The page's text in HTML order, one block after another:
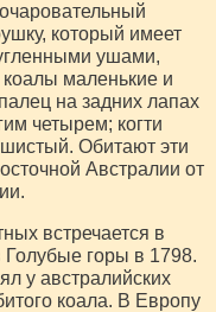
который имеет
ушами,
маленькие и
на задних лапах
четырем; когти
Обитают эти
Австралии от
встречается в
Голубые горы в 1798.
у австралийских
коала. В Европу